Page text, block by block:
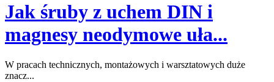
Jak śruby z uchem DIN i
magnesy neodymowe uła...
W pracach technicznych, montażowych i warsztatowych duże
znacz...